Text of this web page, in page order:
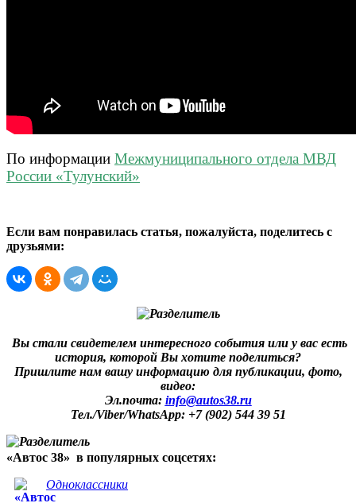
По информации Межмуниципального отдела МВД
России «Тулунский»
Если вам понравилась статья, пожалуйста, поделитесь с
друзьями:
Вы стали свидетелем интересного события или у вас есть
история, которой Вы хотите поделиться?
Пришлите нам вашу информацию для публикации, фото,
видео:
Эл.почта: info@autos38.ru
Тел./Viber/WhatsApp: +7 (902) 544 39 51
«Автос 38» в популярных соцсетях:
Одноклассники